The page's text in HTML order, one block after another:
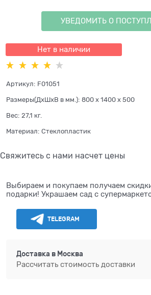
УВЕДОМИТЬ О
Нет в наличии
Артикул: F01051
Размеры(ДхШхВ в мм.): 800 x 1400 x 500
Вес: 27,1 кг.
Материал: Стеклопластик
Свяжитесь с нами насчет цены
Выбираем и покупаем получаем
подарки! Украшаем сад с
TELEGRAM
Доставка в Москва
Рассчитать стоимость доставки